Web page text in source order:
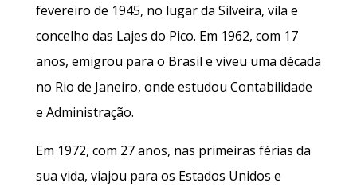
fevereiro de 1945, no lugar da Silveira, vila e
concelho das Lajes do Pico. Em 1962, com 17
anos, emigrou para o Brasil e viveu uma década
no Rio de Janeiro, onde estudou Contabilidade
e Administração.
Em 1972, com 27 anos, nas primeiras férias da
sua vida, viajou para os Estados Unidos e